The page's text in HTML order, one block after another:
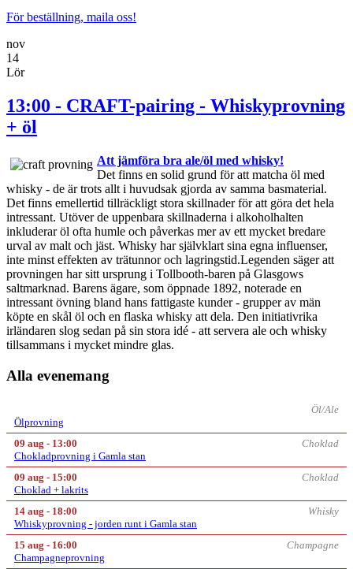
För beställning, maila oss!
nov
14
Lör
13:00 - CRAFT-pairing - Whiskyprovning
+ öl
Att jämföra bra ale/öl med whisky!
Det finns en solid grund för att matcha öl med
whisky - de är trots allt i huvudsak gjorda av samma basmaterial.
Det finns emellertid tillräckligt stora skillnader för att göra det hela
intressant. Utöver de uppenbara skillnaderna i alkoholhalten
inkluderar öl ofta humle och påverkas mer av ett mycket bredare
urval av malt och jäst. Whisky har självklart sina egna influenser,
inte minst effekten av trätunnor och lagringstid.Legenden säger att
provningen har sitt ursprung i Tollbooth-baren på Glasgows
saltmarknad. Barens ägare, som öppnade 1892, noterade en
intressant övning bland hans fattigaste kunder - grupper av män
köpte en skål öl och en flaska whisky att dela. Den initiativrika
irländaren slog sedan på sin stora idé - att servera ale och whisky
tillsammans i mycket mindre glas.
Alla evenemang
Öl/Ale
Ölprovning
09 aug - 13:00
Choklad
Chokladprovning i Gamla stan
09 aug - 15:00
Choklad
Choklad + lakrits
14 aug - 18:00
Whisky
Whiskyprovning - jorden runt i Gamla stan
15 aug - 16:00
Champagne
Champagneprovning